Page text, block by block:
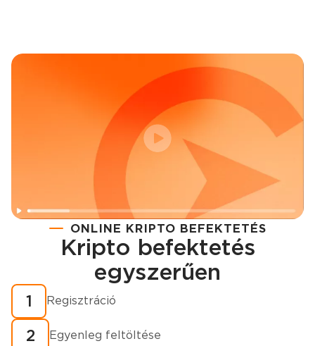
Regisztráció
Hogyan vásároljunk kriptovalutát percek alatt?
ONLINE KRIPTO BEFEKTETÉS
Kripto befektetés
egyszerűen
1 Regisztráció
2 Egyenleg feltöltése